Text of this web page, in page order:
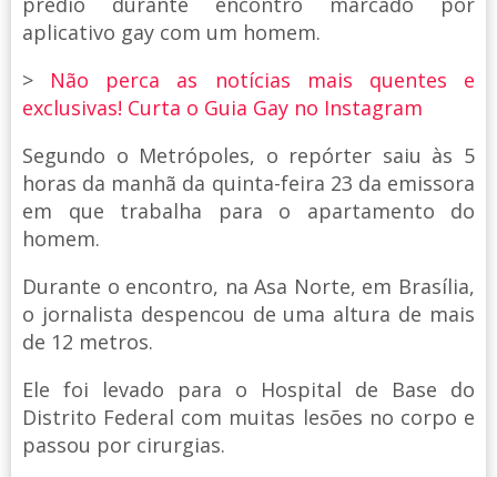
aplicativo gay com um homem.
> Não perca as notícias mais quentes e
exclusivas! Curta o Guia Gay no Instagram
Segundo o Metrópoles, o repórter saiu às 5
horas da manhã da quinta-feira 23 da emissora
em que trabalha para o apartamento do
homem.
Durante o encontro, na Asa Norte, em Brasília,
o jornalista despencou de uma altura de mais
de 12 metros.
Ele foi levado para o Hospital de Base do
Distrito Federal com muitas lesões no corpo e
passou por cirurgias.